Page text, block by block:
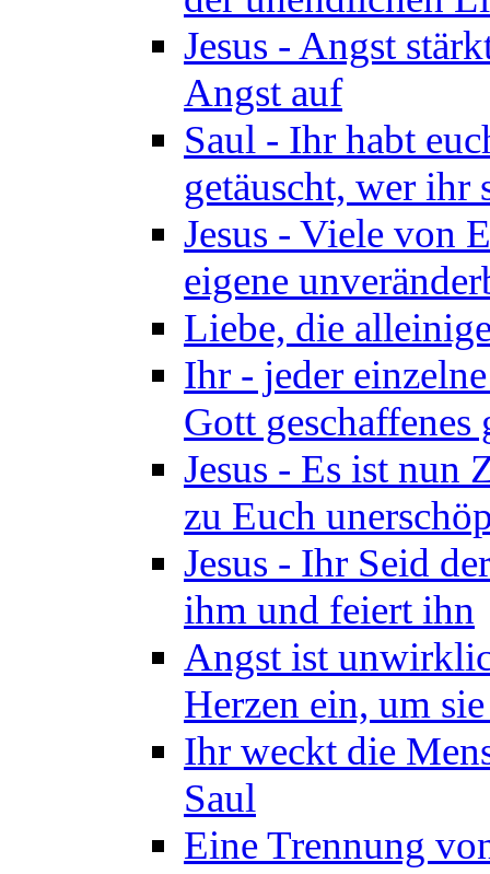
Jesus - Angst
Angst auf
Saul - Ihr habt
getäuscht, wer ihr
Jesus - Viele von
eigene
Liebe, die
Ihr - jeder
Gott
Jesus - Es ist nun
zu Euch
Jesus - Ihr Seid
ihm und feiert ihn
Angst ist
Herzen ein, um
Ihr weckt die
Saul
Eine Trennung